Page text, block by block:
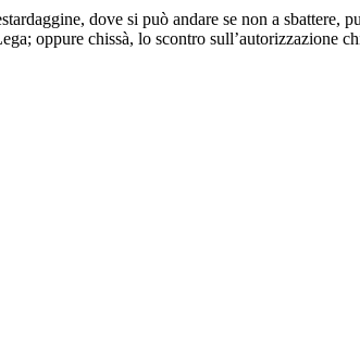
dove si può andare se non a
oppure chissà, lo scontro sull’autorizzazione